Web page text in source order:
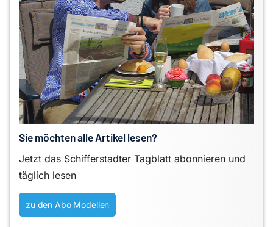
Sie möchten alle Artikel lesen?
Jetzt das Schifferstadter Tagblatt abonnieren und
täglich lesen
zu den Abo Modellen